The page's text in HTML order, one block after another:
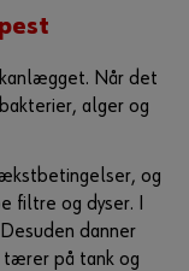
Når det
alger og
og
filtre og dyser. I
danner
tærer på tank og